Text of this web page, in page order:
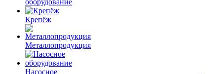
оборудование
Крепёж
Металлопродукция
Насосное